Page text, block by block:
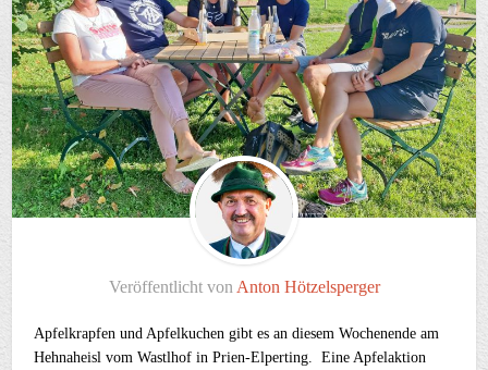
Veröffentlicht von Anton Hötzelsperger
Apfelkrapfen und Apfelkuchen gibt es an diesem Wochenende am
Hehnaheisl vom Wastlhof in Prien-Elperting. Eine Apfelaktion